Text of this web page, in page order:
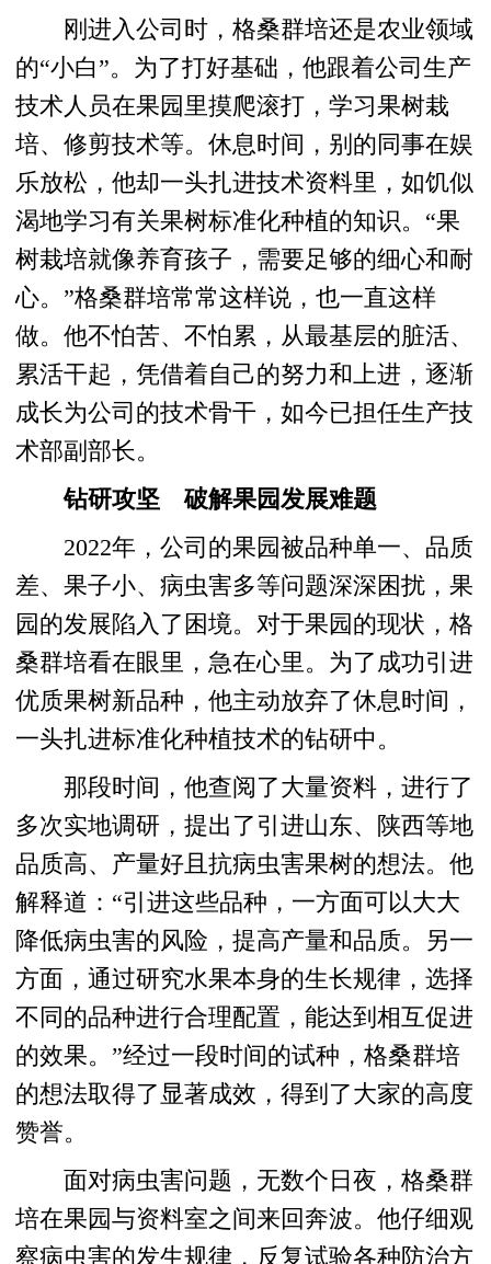
刚进入公司时，格桑群培还是农业领域
的“小白”。为了打好基础，他跟着公司生产
技术人员在果园里摸爬滚打，学习果树栽
培、修剪技术等。休息时间，别的同事在娱
乐放松，他却一头扎进技术资料里，如饥似
渴地学习有关果树标准化种植的知识。“果
树栽培就像养育孩子，需要足够的细心和耐
心。”格桑群培常常这样说，也一直这样
做。他不怕苦、不怕累，从最基层的脏活、
累活干起，凭借着自己的努力和上进，逐渐
成长为公司的技术骨干，如今已担任生产技
术部副部长。
钻研攻坚 破解果园发展难题
2022年，公司的果园被品种单一、品质
差、果子小、病虫害多等问题深深困扰，果
园的发展陷入了困境。对于果园的现状，格
桑群培看在眼里，急在心里。为了成功引进
优质果树新品种，他主动放弃了休息时间，
一头扎进标准化种植技术的钻研中。
那段时间，他查阅了大量资料，进行了
多次实地调研，提出了引进山东、陕西等地
品质高、产量好且抗病虫害果树的想法。他
解释道：“引进这些品种，一方面可以大大
降低病虫害的风险，提高产量和品质。另一
方面，通过研究水果本身的生长规律，选择
不同的品种进行合理配置，能达到相互促进
的效果。”经过一段时间的试种，格桑群培
的想法取得了显著成效，得到了大家的高度
赞誉。
面对病虫害问题，无数个日夜，格桑群
培在果园与资料室之间来回奔波。他仔细观
察病虫害的发生规律，反复试验各种防治方